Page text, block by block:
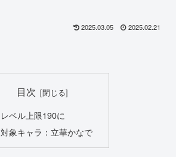
2025.03.05 2025.02.21
目次
レベル上限190に
対象キャラ：立華かなで